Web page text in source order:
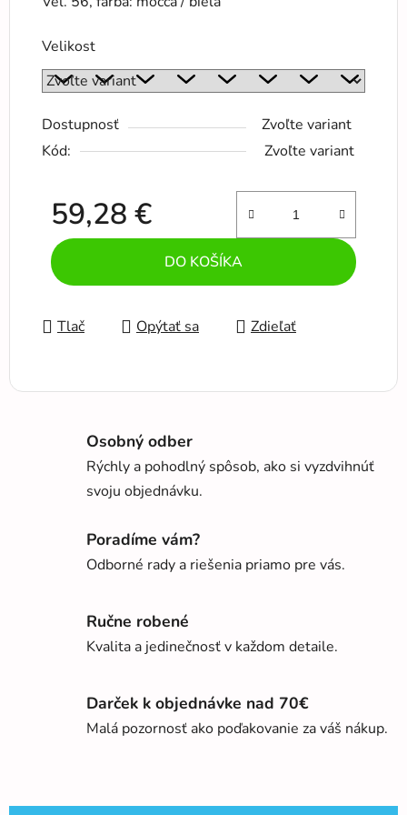
Velikost
Dostupnosť
Zvoľte variant
Kód:
Zvoľte variant
59,28 €
Jednotková cena:
DO KOŠÍKA
Tlač Opýtať sa Zdieľať
Osobný odber
Rýchly a pohodlný spôsob, ako si vyzdvihnúť
svoju objednávku.
Poradíme vám?
Odborné rady a riešenia priamo pre vás.
Ručne robené
Kvalita a jedinečnosť v každom detaile.
Darček k objednávke nad 70€
Malá pozornosť ako poďakovanie za váš nákup.